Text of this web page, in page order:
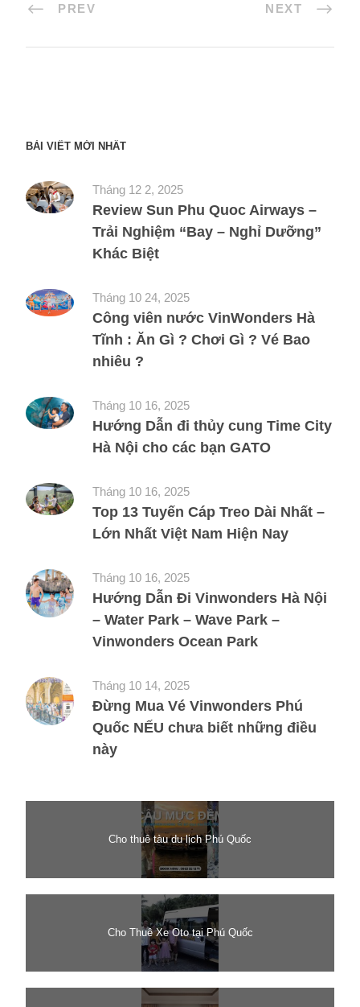
PREV NEXT
BÀI VIẾT MỚI NHẤT
Tháng 12 2, 2025
Review Sun Phu Quoc Airways –
Trải Nghiệm “Bay – Nghỉ Dưỡng”
Khác Biệt
Tháng 10 24, 2025
Công viên nước VinWonders Hà
Tĩnh : Ăn Gì ? Chơi Gì ? Vé Bao
nhiêu ?
Tháng 10 16, 2025
Hướng Dẫn đi thủy cung Time City
Hà Nội cho các bạn GATO
Tháng 10 16, 2025
Top 13 Tuyến Cáp Treo Dài Nhất –
Lớn Nhất Việt Nam Hiện Nay
Tháng 10 16, 2025
Hướng Dẫn Đi Vinwonders Hà Nội
– Water Park – Wave Park –
Vinwonders Ocean Park
Tháng 10 14, 2025
Đừng Mua Vé Vinwonders Phú
Quốc NẾU chưa biết những điều
này
Cho thuê tàu du lịch Phú Quốc
Cho Thuê Xe Oto tại Phú Quốc